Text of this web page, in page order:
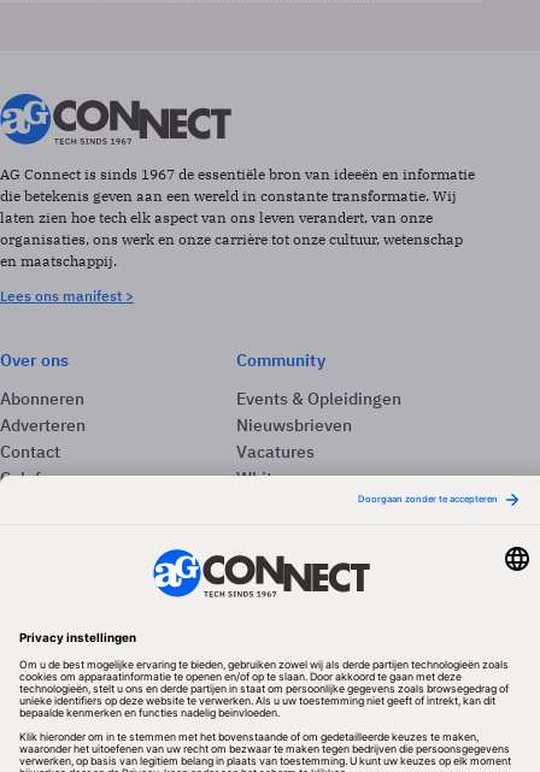
AG Connect is sinds 1967 de essentiële bron van ideeën en informatie
die betekenis geven aan een wereld in constante transformatie. Wij
laten zien hoe tech elk aspect van ons leven verandert, van onze
organisaties, ons werk en onze carrière tot onze cultuur, wetenschap
en maatschappij.
Lees ons manifest >
Over ons
Abonneren
Adverteren
Contact
Colofon
Community
Events & Opleidingen
Nieuwsbrieven
Vacatures
Whitepapers
Redactionele partner